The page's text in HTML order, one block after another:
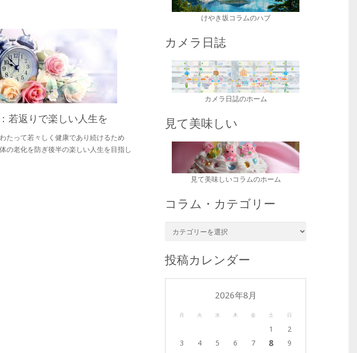
若返りで楽しい人生を
たって若々しく健康であり続けるため
の老化を防ぎ後半の楽しい人生を目指し
けやき坂コラムのハブ
カメラ日誌
カメラ日誌のホーム
見て美味しい
見て美味しいコラムのホーム
コラム・カテゴリー
カ
投稿カレンダー
2026年8月
月 火 水 木 金 土 日
1
2
3
4 5 6 7 8
9